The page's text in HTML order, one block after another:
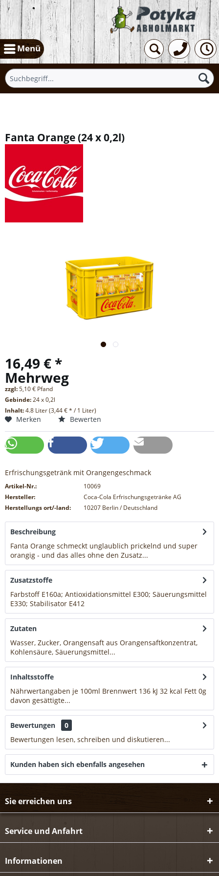
Menü
Fanta Orange(24 x 0,2l)
16,49 € *
Mehrweg
zzgl:5,10 € Pfand
Gebinde:24 x 0,2l
Inhalt:4.8 Liter (3,44 € * / 1 Liter)
Merken Bewerten
Erfrischungsgetränk mit Orangengeschmack
Artikel-Nr.:
10069
Hersteller:
Coca-Cola Erfrischungsgetränke AG
Herstellungs ort/-land:
10207 Berlin / Deutschland
Beschreibung
Fanta Orange schmeckt unglaublich prickelnd und super
orangig - und das alles ohne den Zusatz...
Zusatzstoffe
Farbstoff E160a; Antioxidationsmittel E300; Säuerungsmittel
E330; Stabilisator E412
Zutaten
Wasser, Zucker, Orangensaft aus Orangensaftkonzentrat,
Kohlensäure, Säuerungsmittel...
Inhaltsstoffe
Nährwertangaben je 100ml Brennwert 136 kJ 32 kcal Fett 0g
davon gesättigte...
Bewertungen
0
Bewertungen lesen, schreiben und diskutieren...
Kunden haben sich ebenfalls angesehen
Sie erreichen uns
Service und Anfahrt
Informationen